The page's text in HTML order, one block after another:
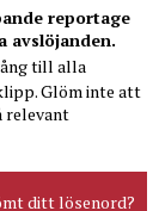
reportage
avslöjanden.
till alla
Glöm inte att
relevant
ditt lösenord?